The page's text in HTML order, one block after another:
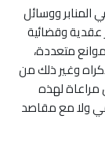
المنابر ووسائل
عقدية وقضائية
متعددة،
وغير ذلك من
مراعاة لهذه
ولا مع مقاصد